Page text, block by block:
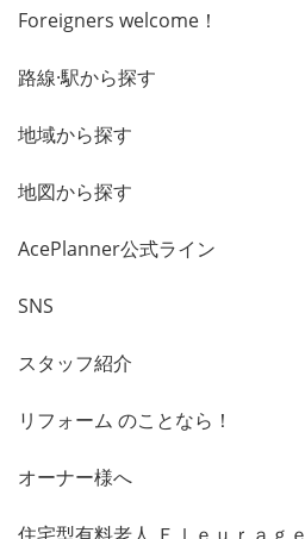
Foreigners welcome！
路線·駅から探す
地域から探す
地図から探す
AcePlanner公式ライン
SNS
スタッフ紹介
リフォーム のことなら！
オーナー様へ
住宅型有料老人 Ｆｌｅｕｒａｇｅ